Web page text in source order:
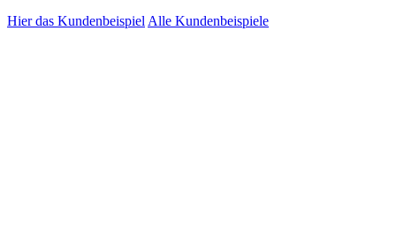
Hier das Kundenbeispiel Alle Kundenbeispiele